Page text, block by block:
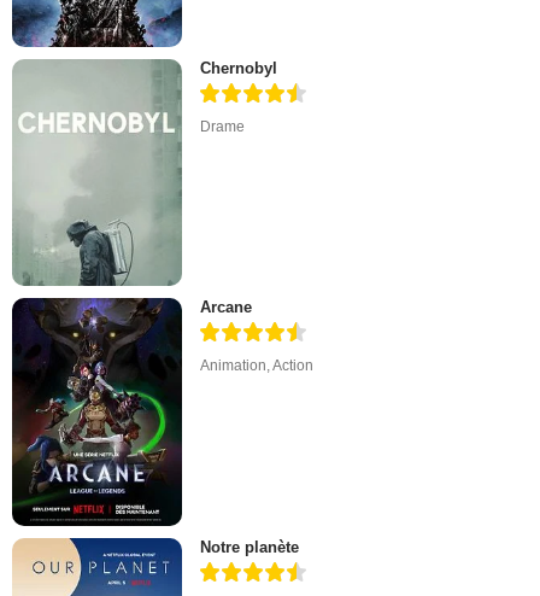
Chernobyl
Drame
Arcane
Animation,Action
Notre planète